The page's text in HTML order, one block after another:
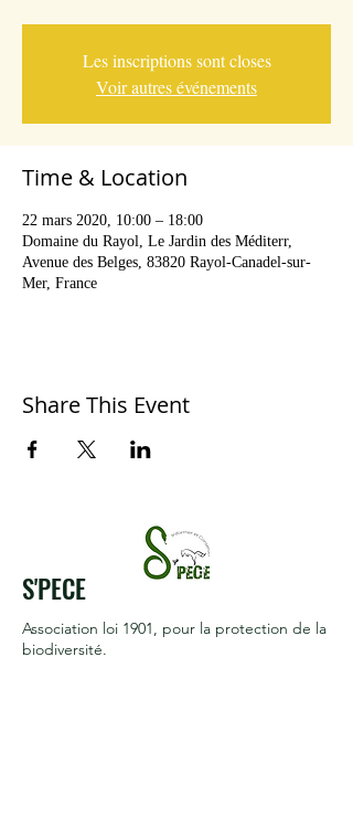
Les inscriptions sont closes
Voir autres événements
Time & Location
22 mars 2020, 10:00 – 18:00
Domaine du Rayol, Le Jardin des Méditerr,
Avenue des Belges, 83820 Rayol-Canadel-sur-
Mer, France
Share This Event
S'PECE
Association loi 1901, pour la protection de la
biodiversité.